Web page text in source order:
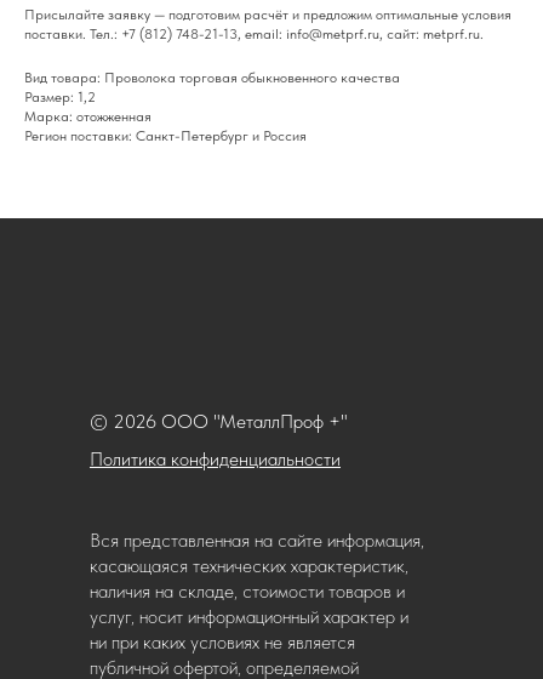
Присылайте заявку — подготовим расчёт и предложим оптимальные условия
поставки. Тел.: +7 (812) 748-21-13, email: info@metprf.ru, сайт: metprf.ru.
Вид товара: Проволока торговая обыкновенного качества
Размер: 1,2
Марка: отожженная
Регион поставки: Санкт-Петербург и Россия
Политика конфиденциальности
© 2026 ООО "МеталлПроф +"
Вся представленная на сайте информация,
касающаяся технических характеристик,
наличия на складе, стоимости товаров и
услуг, носит информационный характер и
ни при каких условиях не является
публичной офертой, определяемой